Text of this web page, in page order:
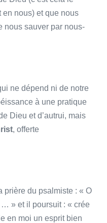
nous) et que nous
nous sauver par nous-
ne dépend ni de notre
à une pratique
Dieu et d’autrui, mais
, offerte
prière du psalmiste : « O
» et il poursuit : « crée
en moi un esprit bien